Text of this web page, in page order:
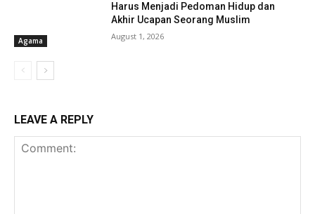
Agama
Harus Menjadi Pedoman Hidup dan
Akhir Ucapan Seorang Muslim
August 1, 2026
LEAVE A REPLY